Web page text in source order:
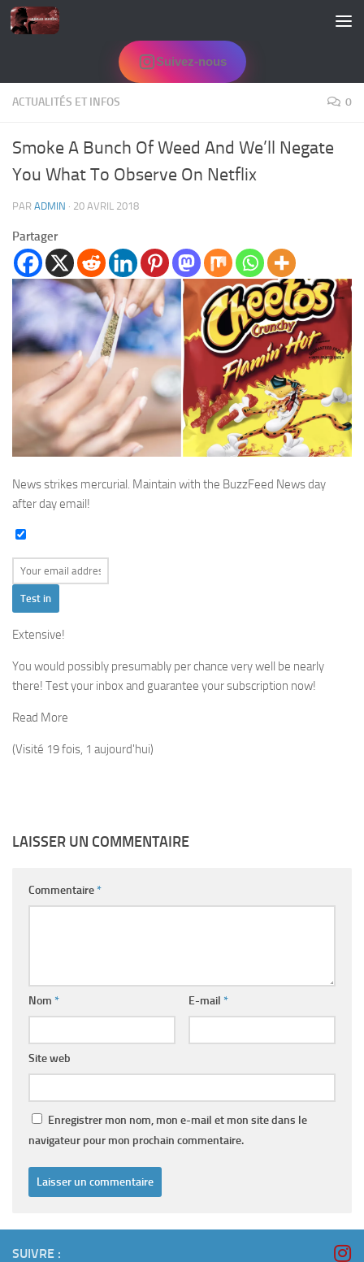
Skip to content
Suivez-nous
ACTUALITÉS ET INFOS 0
Smoke A Bunch Of Weed And We’ll Negate
You What To Observe On Netflix
PAR ADMIN · 20 AVRIL 2018
Partager
News strikes mercurial. Maintain with the BuzzFeed News day
after day email!
Test in
Extensive!
You would possibly presumably per chance very well be nearly
there! Test your inbox and guarantee your subscription now!
Read More
(Visité 19 fois, 1 aujourd'hui)
LAISSER UN COMMENTAIRE
Commentaire*
Nom * E-mail *
Site web
Enregistrer mon nom, mon e-mail et mon site dans le
navigateur pour mon prochain commentaire.
SUIVRE :